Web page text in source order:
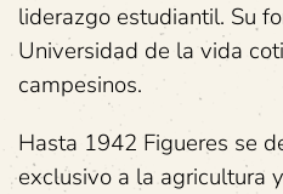
liderazgo estudiantil. Su
Universidad de la vida
campesinos.
Hasta 1942 Figueres se
exclusivo a la agricultura